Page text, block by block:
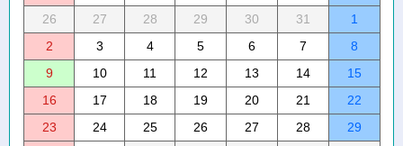
26
27 28 29 30 31
1
2
3 4 5 6 7
8
9
10 11 12 13 14
15
16
17 18 19 20 21
22
23
24 25 26 27 28
29